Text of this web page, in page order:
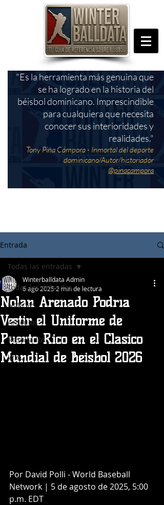
"Es la herramienta más genuina que
se ha logrado en la historia del
béisbol dominicano. Imprescindible
para cualquiera que necesita
conocer sus interioridades y
realidades."
Tony Piña Cámpora - Inmortal del deporte
dominicano/Autor/historiador
@pinacampora
Entrada
Todas las entradas
Noticias
Articulos
Resultados
WBC
Todas las entradas
Nolan Arenado Podría
Vestir el Uniforme de
Puerto Rico en el Clásico
Mundial de Béisbol 2026
Winterballdata Admin
6 ago 2025 2 min de lectura
Por David Polli - World Baseball
Network | 5 de agosto de 2025, 5:00
p.m. EDT